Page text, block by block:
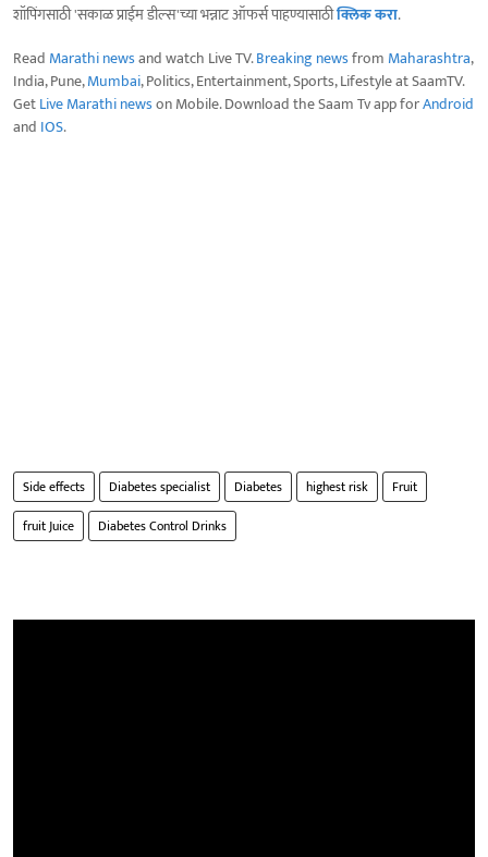
शॉपिंगसाठी 'सकाळ प्राईम डील्स'च्या भन्नाट ऑफर्स पाहण्यासाठीक्लिक करा.
Read Marathi newsand watch Live TV.Breaking newsfrom Maharashtra,
India, Pune,Mumbai, Politics, Entertainment, Sports, Lifestyle at SaamTV.
GetLive Marathi newson Mobile. Download the Saam Tv app forAndroid
and IOS.
Side effects Diabetes specialist Diabetes highest risk
Fruit
fruit Juice
Diabetes Control Drinks